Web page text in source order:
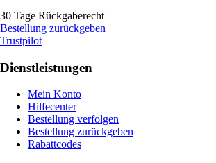
30 Tage Rückgaberecht
Bestellung zurückgeben
Trustpilot
Dienstleistungen
Mein Konto
Hilfecenter
Bestellung verfolgen
Bestellung zurückgeben
Rabattcodes